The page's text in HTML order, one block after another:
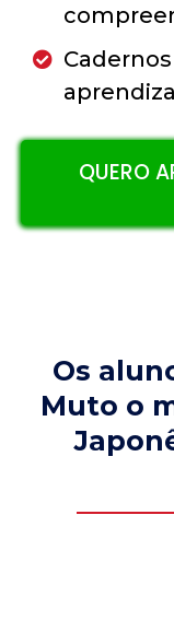
QUERO
Os
Muto o